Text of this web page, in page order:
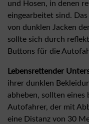
und Hosen, in denen
eingearbeitet sind.
von dunklen Jacken
sollte sich durch
Buttons für die
Lebensrettender
ihrer dunklen
abheben, sollten eines
Autofahrer, der mit
eine Distanz von 30